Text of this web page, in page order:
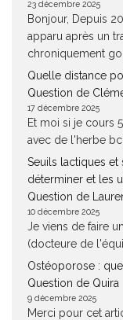
23 décembre 2025
Bonjour, Depuis
apparu après un
chroniquement
Quelle distance
Question de
17 décembre 2025
Et moi si je cours
avec de l'herbe
Seuils lactiques
déterminer et les
Question de
10 décembre 2025
Je viens de faire
(docteure de
Ostéoporose :
Question de Quira
9 décembre 2025
Merci pour cet